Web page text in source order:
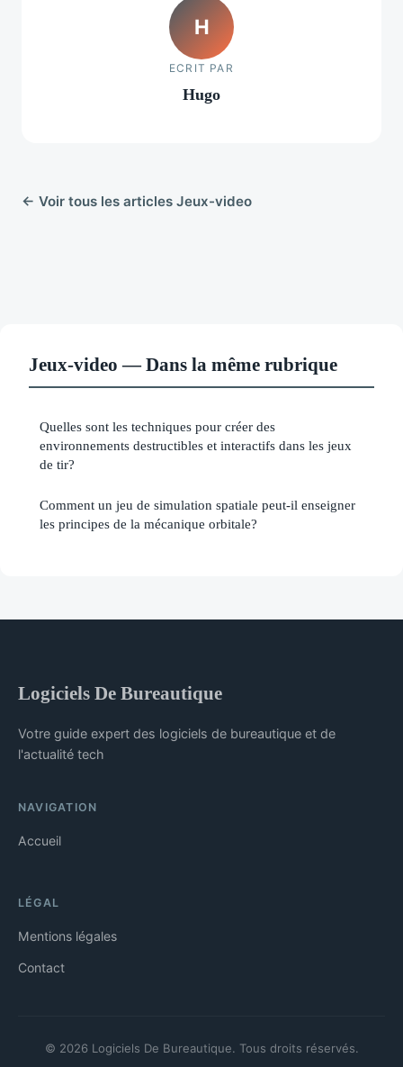
H
ECRIT PAR
Hugo
← Voir tous les articles Jeux-video
Jeux-video — Dans la même rubrique
Quelles sont les techniques pour créer des
environnements destructibles et interactifs dans les jeux
de tir?
Comment un jeu de simulation spatiale peut-il enseigner
les principes de la mécanique orbitale?
Logiciels De Bureautique
Votre guide expert des logiciels de bureautique et de
l'actualité tech
NAVIGATION
Accueil
LÉGAL
Mentions légales
Contact
© 2026 Logiciels De Bureautique. Tous droits réservés.